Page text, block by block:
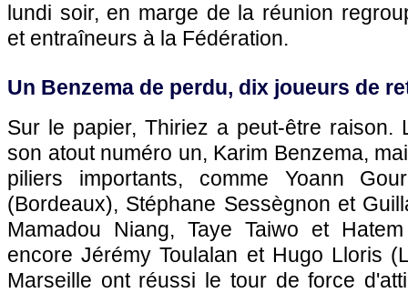
lundi soir, en marge de la réunion
et entraîneurs à la Fédération.
Un Benzema de perdu, dix joueurs de
Sur le papier, Thiriez a peut-être raison.
son atout numéro un, Karim Benzema,
piliers importants, comme Yoann
(Bordeaux), Stéphane Sessègnon et
Mamadou Niang, Taye Taiwo et
encore Jérémy Toulalan et Hugo Lloris (
Marseille ont réussi le tour de force